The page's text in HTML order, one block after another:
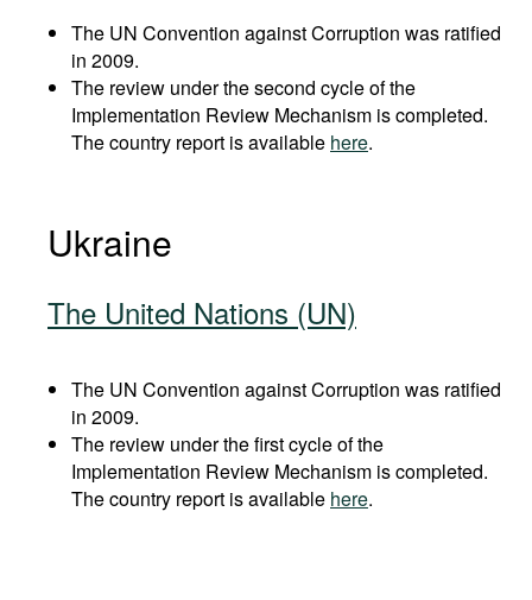
The UN Convention against Corruption was ratified
in 2009.
The review under the second cycle of the
Implementation Review Mechanism is completed.
The country report is available here.
Ukraine
The United Nations (UN)
The UN Convention against Corruption was ratified
in 2009.
The review under the first cycle of the
Implementation Review Mechanism is completed.
The country report is available here.